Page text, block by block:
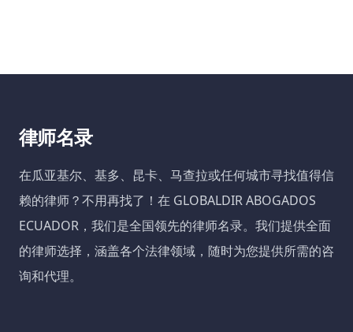
律师名录
在瓜亚基尔、基多、昆卡、马查拉或任何城市寻找值得信
赖的律师？不用再找了！在 GLOBALDIR ABOGADOS
ECUADOR，我们是全国领先的律师名录。我们提供全面
的律师选择，涵盖各个法律领域，随时为您提供所需的咨
询和代理。